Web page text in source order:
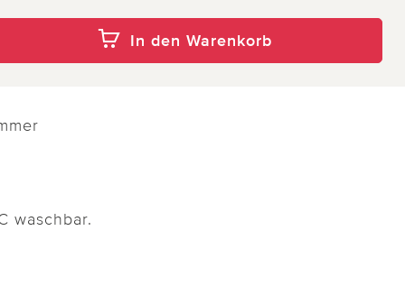
In den Warenkorb
waschbar.